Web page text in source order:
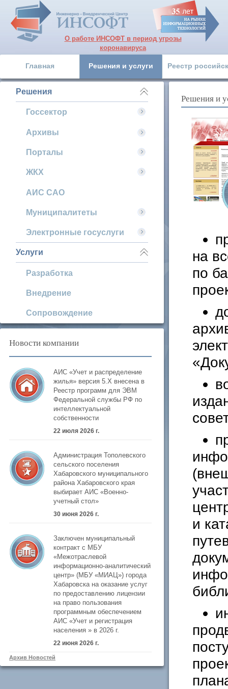
О работе ИНСОФТ в период угрозы
коронавируса
Главная Решения и услуги Реестр
Решения
Госсектор
Архивы
Порталы
ЖКХ
АИС САО
Муниципалитеты
Электронные госуслуги
Услуги
Разработка
Внедрение
Сопровождение
Новости компании
АИС «Учет и распределение
жилья» версия 5.Х внесена в
Реестр программ для ЭВМ
Федеральной службы РФ по
интеллектуальной
собственности
22 июля 2026 г.
Администрация Тополевского
сельского поселения
Хабаровского муниципального
района Хабаровского края
выбирает АИС «Военно-
учетный стол»
30 июня 2026 г.
Заключен муниципальный
контракт с МБУ
«Межотраслевой
информационно-аналитический
центр» (МБУ «МИАЦ») города
Хабаровска на оказание услуг
по предоставлению лицензии
на право пользования
программным обеспечением
АИС «Учет и регистрация
населения » в 2026 г.
22 июня 2026 г.
Архив Новостей
Решения и
на
по
и